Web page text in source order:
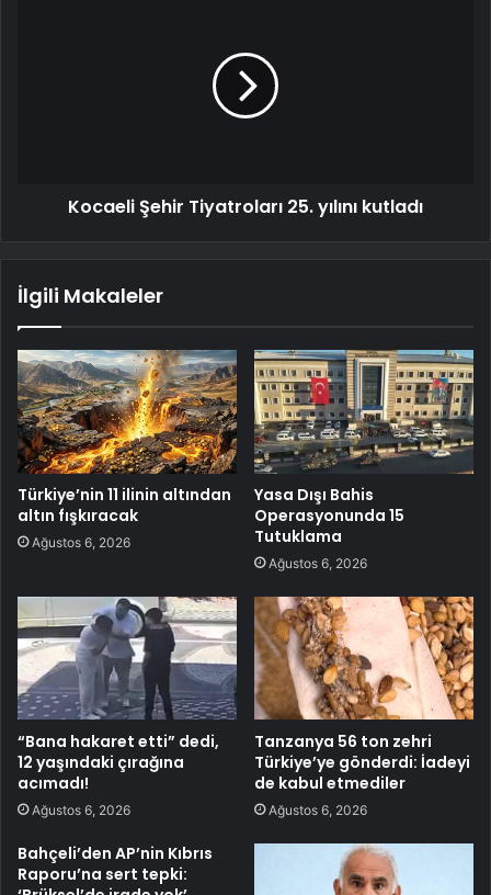
Kocaeli Şehir Tiyatroları 25. yılını kutladı
İlgili Makaleler
Türkiye’nin 11 ilinin altından
altın fışkıracak
Ağustos 6, 2026
Yasa Dışı Bahis
Operasyonunda 15
Tutuklama
Ağustos 6, 2026
“Bana hakaret etti” dedi,
12 yaşındaki çırağına
acımadı!
Ağustos 6, 2026
Tanzanya 56 ton zehri
Türkiye’ye gönderdi: İadeyi
de kabul etmediler
Ağustos 6, 2026
Bahçeli’den AP’nin Kıbrıs
Raporu’na sert tepki: